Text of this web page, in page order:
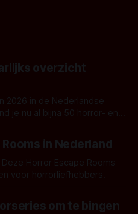
overzicht
2026 in de Nederlandse
je nu al bijna 50 horror- en
in Nederland
Horror Escape Rooms
voor horrorliefhebbers.
om te bingen